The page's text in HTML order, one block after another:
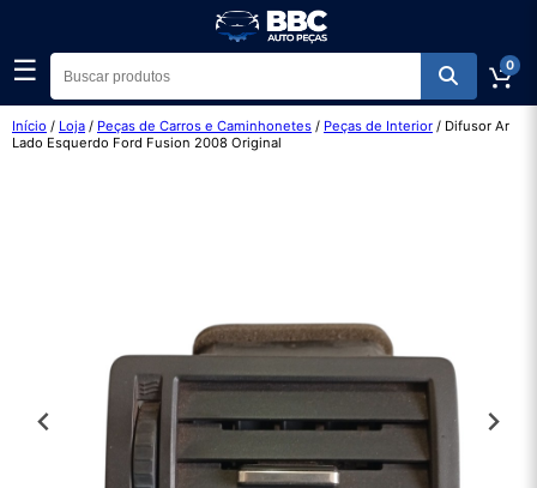
☰ 0
Início / Loja / Peças de Carros e Caminhonetes / Peças de Interior / Difusor Ar
Lado Esquerdo Ford Fusion 2008 Original